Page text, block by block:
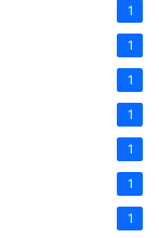
1
1
1
1
1
1
1